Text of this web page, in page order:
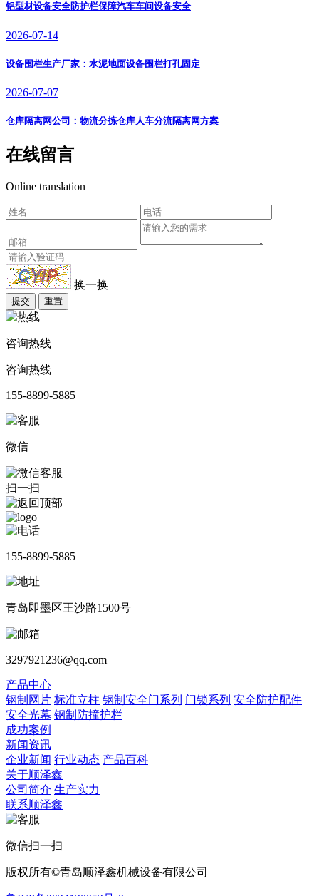
铝型材设备安全防护栏保障汽车车间设备安全
2026-07-14
设备围栏生产厂家：水泥地面设备围栏打孔固定
2026-07-07
仓库隔离网公司：物流分拣仓库人车分流隔离网方案
在线留言
Online translation
换一换
提交 重置
咨询热线
咨询热线
155-8899-5885
微信
扫一扫
155-8899-5885
青岛即墨区王沙路1500号
3297921236@qq.com
产品中心
钢制网片 标准立柱 钢制安全门系列 门锁系列 安全防护配件
安全光幕 钢制防撞护栏
成功案例
新闻资讯
企业新闻 行业动态 产品百科
关于顺泽鑫
公司简介 生产实力
联系顺泽鑫
微信扫一扫
版权所有©青岛顺泽鑫机械设备有限公司